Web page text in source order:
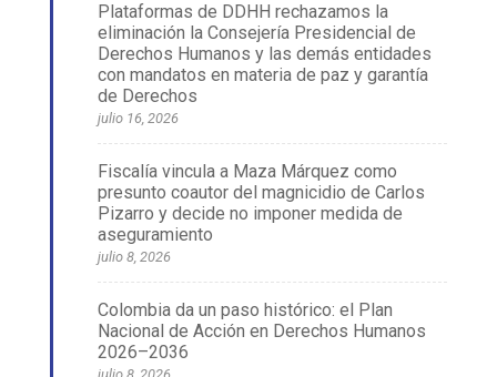
Plataformas de DDHH rechazamos la
eliminación la Consejería Presidencial de
Derechos Humanos y las demás entidades
con mandatos en materia de paz y garantía
de Derechos
julio 16, 2026
Fiscalía vincula a Maza Márquez como
presunto coautor del magnicidio de Carlos
Pizarro y decide no imponer medida de
aseguramiento
julio 8, 2026
Colombia da un paso histórico: el Plan
Nacional de Acción en Derechos Humanos
2026–2036